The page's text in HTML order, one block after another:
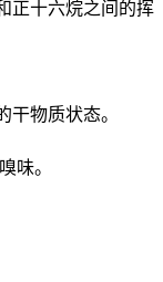
正十六烷之间的挥
物质状态。
味。